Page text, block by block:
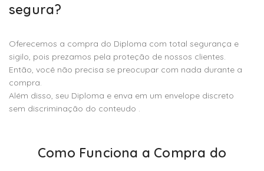
segura?
Oferecemos a compra do Diploma com total segurança e
sigilo, pois prezamos pela proteção de nossos clientes.
Então, você não precisa se preocupar com nada durante a
compra.
Além disso, seu Diploma e enva em um envelope discreto
sem discriminação do conteudo .
Como Funciona a Compra do